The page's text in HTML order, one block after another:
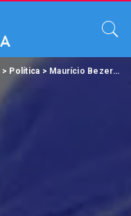
> Política > Maurício Bezerra pode ser um novo viés para Salinas.